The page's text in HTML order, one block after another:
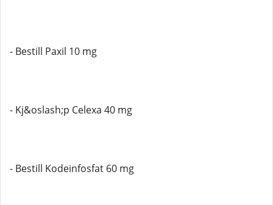
- Bestill Paxil 10 mg
- Kj&oslash;p Celexa 40 mg
- Bestill Kodeinfosfat 60 mg